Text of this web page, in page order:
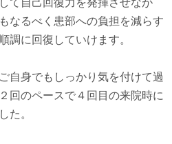
なるべく患部への負担を減らす
調に回復していけます。
自身でもしっかり気を付けて過
回のペースで４回目の来院時に
た。